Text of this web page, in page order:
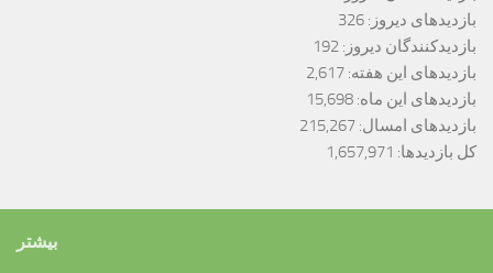
بازدیدهای دیروز: 326
بازدیدکنندگان دیروز: 192
بازدیدهای این هفته: 2,617
بازدیدهای این ماه: 15,698
بازدیدهای امسال: 215,267
کل بازدیدها: 1,657,971
بیشتر